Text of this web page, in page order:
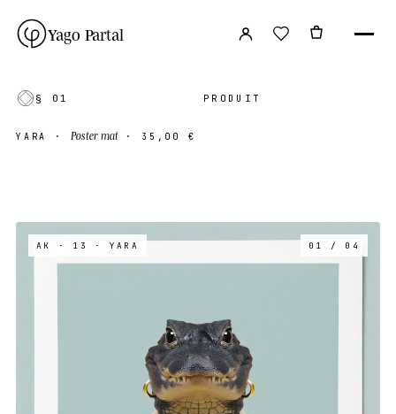
Yago Partal
§ 01 PRODUIT
YARA · Poster mat· 35,00 €
AK · 13 · YARA 01 / 04